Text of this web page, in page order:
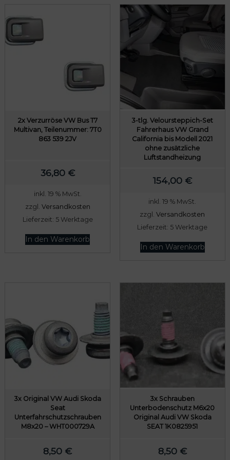
2x Verzurröse VW Bus T7
Multivan, Teilenummer: 7T0
863 539 2JV
36,80 €
inkl. 19 % MwSt.
zzgl. Versandkosten
Lieferzeit: 5 Werktage
In den Warenkorb
3-tlg. Veloursteppich-Set
Fahrerhaus VW Grand
California bis Modell 2021
ohne zusätzliche
Luftstandheizung
154,00 €
inkl. 19 % MwSt.
zzgl.Versandkosten
Lieferzeit: 5 Werktage
In den Warenkorb
3x Original VW Audi Skoda
Seat
Unterfahrschutzschrauben
M8x20 – WHT000729A
8,50 €
3x Schrauben
Unterbodenschutz M6x20
Original Audi VW Skoda
SEAT 1K0825951
8,50 €